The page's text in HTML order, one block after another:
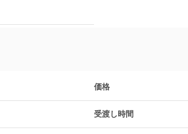
価格
受渡し時間